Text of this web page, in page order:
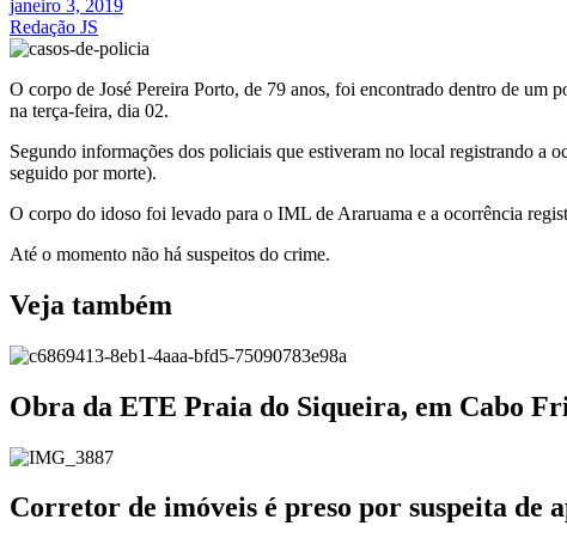
janeiro 3, 2019
Redação JS
O corpo de José Pereira Porto, de 79 anos, foi encontrado dentro de um
na terça-feira, dia 02.
Segundo informações dos policiais que estiveram no local registrando a
seguido por morte).
O corpo do idoso foi levado para o IML de Araruama e a ocorrência
Até o momento não há suspeitos do crime.
Veja também
Obra da ETE Praia do Siqueira, em Cabo
Corretor de imóveis é preso por suspeita de